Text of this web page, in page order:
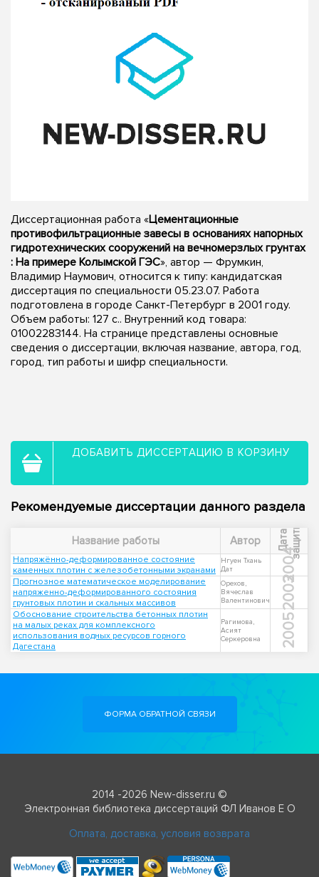
Диссертационная работа «Цементационные
противофильтрационные завесы в основаниях напорных
гидротехнических сооружений на вечномерзлых грунтах
: На примере Колымской ГЭС», автор — Фрумкин,
Владимир Наумович, относится к типу: кандидатская
диссертация по специальности 05.23.07. Работа
подготовлена в городе Санкт-Петербург в 2001 году.
Объем работы: 127 с.. Внутренний код товара:
01002283144. На странице представлены основные
сведения о диссертации, включая название, автора, год,
город, тип работы и шифр специальности.
ДОБАВИТЬ ДИССЕРТАЦИЮ В КОРЗИНУ
Рекомендуемые диссертации данного раздела
Название работы Автор Д
а
т
а
з
а
щ
и
ты
Напряжённо-деформированное состояние
каменных плотин с железобетонными экранами
Нгуен Тхань
Дат
2004
Прогнозное математическое моделирование
напряженно-деформированного состояния
грунтовых плотин и скальных массивов
Орехов,
Вячеслав
Валентинович
2003
Обоснование строительства бетонных плотин
на малых реках для комплексного
использования водных ресурсов горного
Дагестана
Рагимова,
Асият
Серкеровна
2005
ФОРМА ОБРАТНОЙ СВЯЗИ
2014 -2026 New-disser.ru ©
Электронная библиотека диссертаций ФЛ Иванов Е О
Оплата, доставка, условия возврата